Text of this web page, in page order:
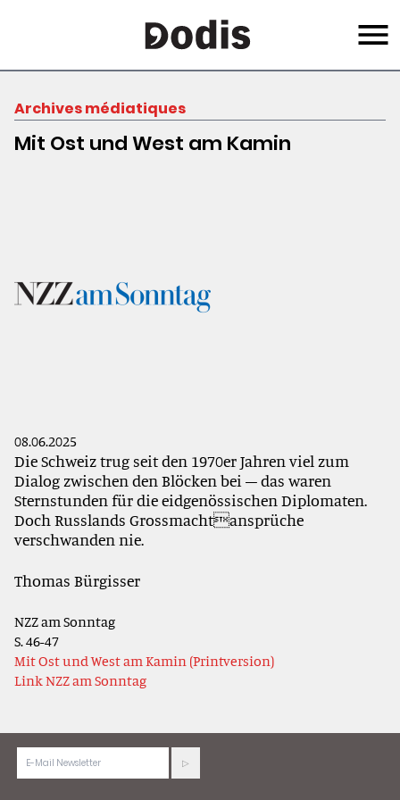
content
Menu
Archives médiatiques
Mit Ost und West am Kamin
08.06.2025
Die Schweiz trug seit den 1970er Jahren viel zum
Dialog zwischen den Blöcken bei – das waren
Sternstunden für die eidgenössischen Diplomaten.
Doch Russlands Grossmachtansprüche
verschwanden nie.
Thomas Bürgisser
NZZ am Sonntag
S. 46-47
Mit Ost und West am Kamin (Printversion)
Link NZZ am Sonntag